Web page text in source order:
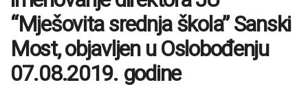
“Mješovita srednja škola” Sanski
Most, objavljen u Oslobođenju
07.08.2019. godine